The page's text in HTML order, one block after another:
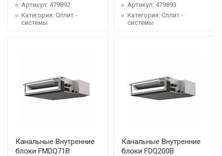
Артикул: 479892
Категория: Сплит -
системы
Артикул: 479893
Категория: Сплит -
системы
Канальные Внутренние
блоки FMDQ71B
Канальные Внутренние
блоки FDQ200B